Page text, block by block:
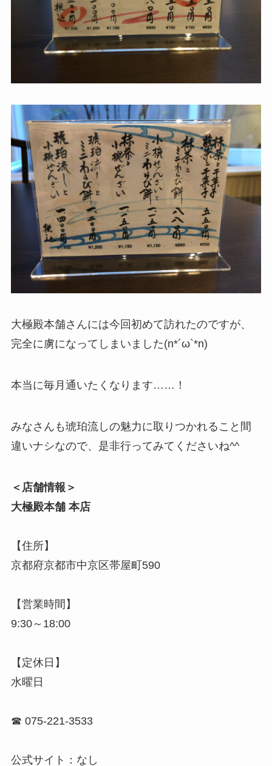
大極殿本舗さんには今回初めて訪れたのですが、
完全に虜になってしまいました(n*´ω`*n)
本当に毎月通いたくなります……！
みなさんも琥珀流しの魅力に取りつかれること間
違いナシなので、是非行ってみてくださいね^^
＜店舗情報＞
大極殿本舗 本店
【住所】
京都府京都市中京区帯屋町590
【営業時間】
9:30～18:00
【定休日】
水曜日
☎ 075-221-3533
公式サイト：なし